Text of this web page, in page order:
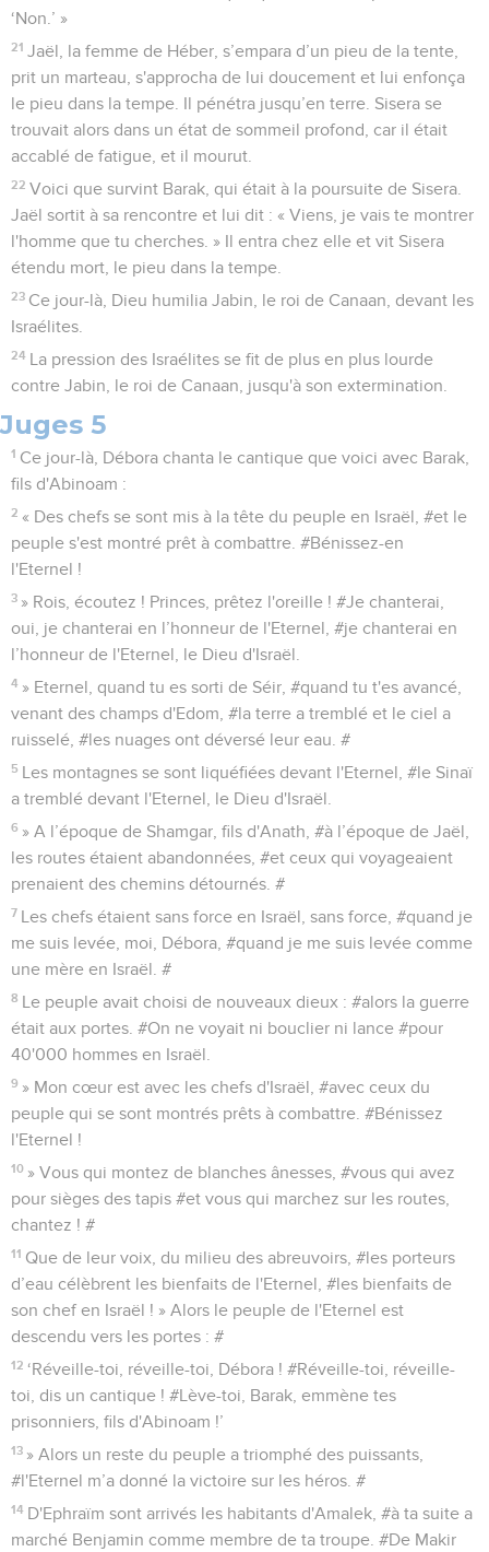
‘Non.’ »
21 Jaël, la femme de Héber, s’empara d’un pieu de la tente,
prit un marteau, s'approcha de lui doucement et lui enfonça
le pieu dans la tempe. Il pénétra jusqu’en terre. Sisera se
trouvait alors dans un état de sommeil profond, car il était
accablé de fatigue, et il mourut.
22 Voici que survint Barak, qui était à la poursuite de Sisera.
Jaël sortit à sa rencontre et lui dit : « Viens, je vais te montrer
l'homme que tu cherches. » Il entra chez elle et vit Sisera
étendu mort, le pieu dans la tempe.
23 Ce jour-là, Dieu humilia Jabin, le roi de Canaan, devant les
Israélites.
24
La pression des Israélites se fit de plus en plus lourde
contre Jabin, le roi de Canaan, jusqu'à son extermination.
Juges 5
1 Ce jour-là, Débora chanta le cantique que voici avec Barak,
fils d'Abinoam :
2 « Des chefs se sont mis à la tête du peuple en Israël, #et le
peuple s'est montré prêt à combattre. #Bénissez-en
l'Eternel !
3 » Rois, écoutez ! Princes, prêtez l'oreille ! #Je chanterai,
oui, je chanterai en l’honneur de l'Eternel, #je chanterai en
l’honneur de l'Eternel, le Dieu d'Israël.
4 » Eternel, quand tu es sorti de Séir, #quand tu t'es avancé,
venant des champs d'Edom, #la terre a tremblé et le ciel a
ruisselé, #les nuages ont déversé leur eau. #
5
Les montagnes se sont liquéfiées devant l'Eternel, #le Sinaï
a tremblé devant l'Eternel, le Dieu d'Israël.
6 » A l’époque de Shamgar, fils d'Anath, #à l’époque de Jaël,
les routes étaient abandonnées, #et ceux qui voyageaient
prenaient des chemins détournés. #
7
Les chefs étaient sans force en Israël, sans force, #quand je
me suis levée, moi, Débora, #quand je me suis levée comme
une mère en Israël. #
8
Le peuple avait choisi de nouveaux dieux : #alors la guerre
était aux portes. #On ne voyait ni bouclier ni lance #pour
40'000 hommes en Israël.
9 » Mon cœur est avec les chefs d'Israël, #avec ceux du
peuple qui se sont montrés prêts à combattre. #Bénissez
l'Eternel !
10 » Vous qui montez de blanches ânesses, #vous qui avez
pour sièges des tapis #et vous qui marchez sur les routes,
chantez ! #
11 Que de leur voix, du milieu des abreuvoirs, #les porteurs
d’eau célèbrent les bienfaits de l'Eternel, #les bienfaits de
son chef en Israël ! » Alors le peuple de l'Eternel est
descendu vers les portes : #
12 ‘Réveille-toi, réveille-toi, Débora ! #Réveille-toi, réveille-
toi, dis un cantique ! #Lève-toi, Barak, emmène tes
prisonniers, fils d'Abinoam !’
13 » Alors un reste du peuple a triomphé des puissants,
#l'Eternel m’a donné la victoire sur les héros. #
14 D'Ephraïm sont arrivés les habitants d'Amalek, #à ta suite a
marché Benjamin comme membre de ta troupe. #De Makir